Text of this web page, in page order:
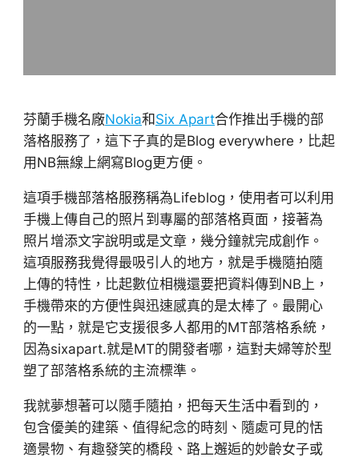
芬蘭手機名廠Nokia和Six Apart合作推出手機的部
落格服務了，這下子真的是Blog everywhere，比起
用NB無線上網寫Blog更方便。
這項手機部落格服務稱為Lifeblog，使用者可以利用
手機上傳自己的照片到專屬的部落格頁面，接著為
照片增添文字說明或是文章，幾分鐘就完成創作。
這項服務我覺得最吸引人的地方，就是手機隨拍隨
上傳的特性，比起數位相機還要把資料傳到NB上，
手機帶來的方便性與迅速感真的是太棒了。最開心
的一點，就是它支援很多人都用的MT部落格系統，
因為sixapart.就是MT的開發者哪，這對夫婦等於型
塑了部落格系統的主流標準。
我就夢想著可以隨手隨拍，把每天生活中看到的，
包含優美的建築、值得紀念的時刻、隨處可見的恬
適景物、有趣發笑的橋段、路上邂逅的妙齡女子或